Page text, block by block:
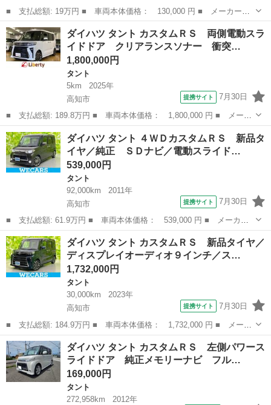
■ 支払総額: 19万円 ■ 車両本体価格： 130,000 円 ■ メーカー
名： ダイハツ ■ 車種名： タント ■ グレード名： カスタムＲ
Ｓ インタークーラーターボ （ブラックマイカメタリック） ■ 排
気量： 660...
愛媛 松山市 タント
ダイハツ タント カスタムＲＳ 両側電動スラ
イドドア クリアランスソナー 衝突…
1,800,000円
タント
5km
2025年
高知市
提携サイト 7月30日
■ 支払総額: 189.8万円 ■ 車両本体価格： 1,800,000 円 ■ メーカ
ー名： ダイハツ ■ 車種名： タント ■ グレード名： カスタム
ＲＳ 両側電動スライドドア クリアランスソナー 衝突被害軽減シ
ステム ...
高知 高知市 タント
ダイハツ タント ４ＷＤカスタムＲＳ 新品タ
イヤ／純正 ＳＤナビ／電動スライド…
539,000円
タント
92,000km
2011年
高知市
提携サイト 7月30日
■ 支払総額: 61.9万円 ■ 車両本体価格： 539,000 円 ■ メーカー
名： ダイハツ ■ 車種名： タント ■ グレード名： ４ＷＤカス
タムＲＳ 新品タイヤ／純正 ＳＤナビ／電動スライドドア／ヘッド
ランプ ＨＩ...
高知 高知市 タント
ダイハツ タント カスタムＲＳ 新品タイヤ／
ディスプレイオーディオ９インチ／ス…
1,732,000円
タント
30,000km
2023年
高知市
提携サイト 7月30日
■ 支払総額: 184.9万円 ■ 車両本体価格： 1,732,000 円 ■ メーカ
ー名： ダイハツ ■ 車種名： タント ■ グレード名： カスタム
ＲＳ 新品タイヤ／ディスプレイオーディオ９インチ／スマートアシ
スト（ト...
高知 高知市 タント
ダイハツ タント カスタムＲＳ 左側パワース
ライドドア 純正メモリーナビ フル…
169,000円
タント
272,958km
2012年